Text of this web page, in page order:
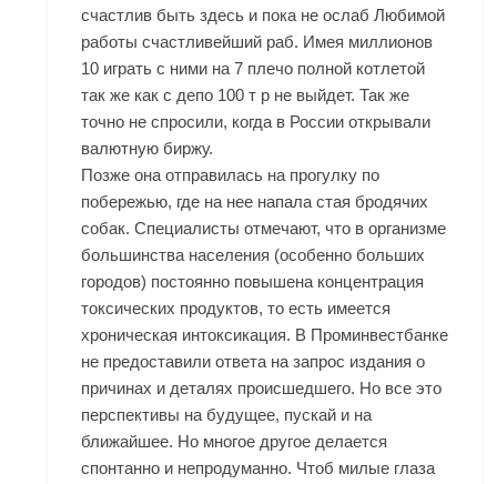
счастлив быть здесь и пока не ослаб Любимой
работы счастливейший раб. Имея миллионов
10 играть с ними на 7 плечо полной котлетой
так же как с депо 100 т р не выйдет. Так же
точно не спросили, когда в России открывали
валютную биржу.
Позже она отправилась на прогулку по
побережью, где на нее напала стая бродячих
собак. Специалисты отмечают, что в организме
большинства населения (особенно больших
городов) постоянно повышена концентрация
токсических продуктов, то есть имеется
хроническая интоксикация. В Проминвестбанке
не предоставили ответа на запрос издания о
причинах и деталях происшедшего. Но все это
перспективы на будущее, пускай и на
ближайшее. Но многое другое делается
спонтанно и непродуманно. Чтоб милые глаза